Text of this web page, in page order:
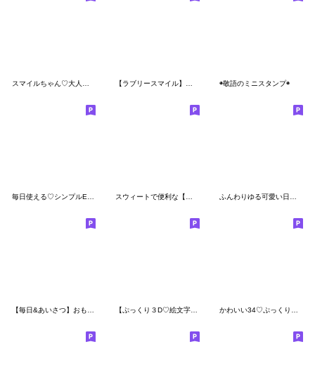
◉敬語のミニスタンプ◉
【毎日&あいさつ】おもちのえもじ 【ぷっくり３D♡絵文字】② かわいい34♡ぷっくり絵文字